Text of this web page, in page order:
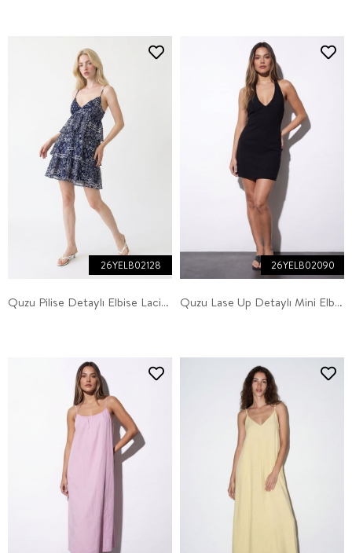
Quzu Pilise Detaylı Elbise Lacivert
26YELB02128
Quzu Lase Up Detaylı Mini Elbise Siyah
26YELB02090